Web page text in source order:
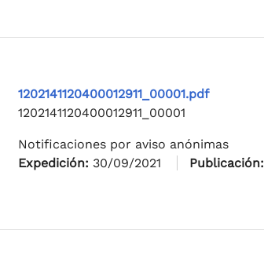
1202141120400012911_00001.pdf
1202141120400012911_00001
Notificaciones por aviso anónimas
Expedición: 30/09/2021 Publicación: